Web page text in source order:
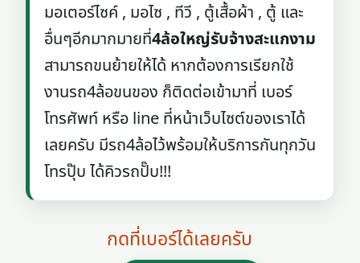
มอเตอร์ไซค์ , มอไซ , ทีวี , ตู้เสื้อผ้า , ตู้ และ
อื่นๆอีกมากมายที่4ล้อใหญ่รับจ้างสะแกงาม
สามารถขนย้ายให้ได้ หากต้องการเรียกใช้
งานรถ4ล้อขนของ ก็ติดต่อเข้ามาที่ เบอร์
โทรศัพท์ หรือ line ที่หน้าเว็บไซต์ของเราได้
เลยครับ มีรถ4ล้อไว้พร้อมให้บริการกันทุกวัน
โทรปุ๊บ ได้คิวรถปั๊บ!!!
กดที่เบอร์ได้เลยครับ